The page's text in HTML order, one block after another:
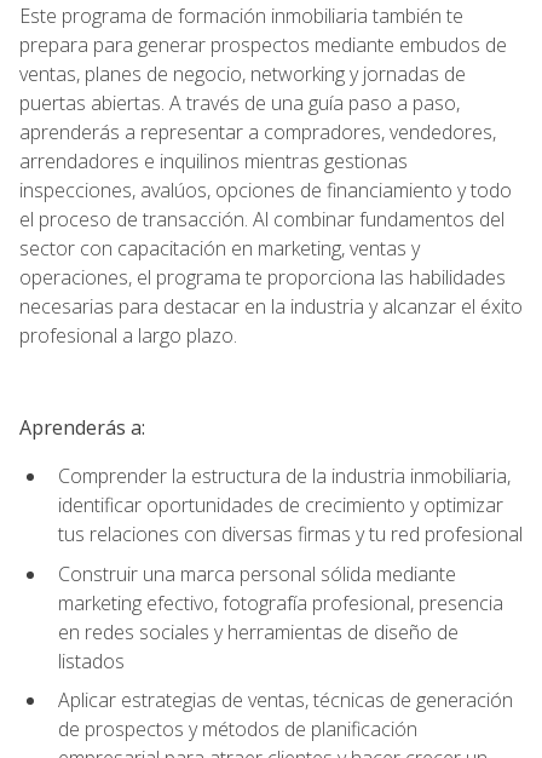
Este programa de formación inmobiliaria también te
prepara para generar prospectos mediante embudos de
ventas, planes de negocio, networking y jornadas de
puertas abiertas. A través de una guía paso a paso,
aprenderás a representar a compradores, vendedores,
arrendadores e inquilinos mientras gestionas
inspecciones, avalúos, opciones de financiamiento y todo
el proceso de transacción. Al combinar fundamentos del
sector con capacitación en marketing, ventas y
operaciones, el programa te proporciona las habilidades
necesarias para destacar en la industria y alcanzar el éxito
profesional a largo plazo.
Aprenderás a:
Comprender la estructura de la industria inmobiliaria,
identificar oportunidades de crecimiento y optimizar
tus relaciones con diversas firmas y tu red profesional
Construir una marca personal sólida mediante
marketing efectivo, fotografía profesional, presencia
en redes sociales y herramientas de diseño de
listados
Aplicar estrategias de ventas, técnicas de generación
de prospectos y métodos de planificación